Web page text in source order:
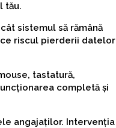
tău.
sistemul să rămână
riscul pierderii datelor
tastatură,
completă și
angajaților. Intervenția